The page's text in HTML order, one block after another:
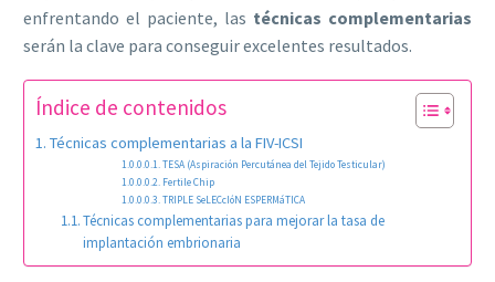
enfrentando el paciente, las técnicas complementarias
serán la clave para conseguir excelentes resultados.
Índice de contenidos
Técnicas complementarias a la FIV-ICSI
TESA (Aspiración Percutánea del Tejido Testicular)
Fertile Chip
TRIPLE SeLECcIóN ESPERMáTICA
Técnicas complementarias para mejorar la tasa de
implantación embrionaria